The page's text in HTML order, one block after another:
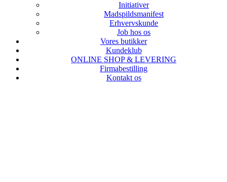
Initiativer
Madspildsmanifest
Erhvervskunde
Job hos os
Vores butikker
Kundeklub
ONLINE SHOP & LEVERING
Firmabestilling
Kontakt os